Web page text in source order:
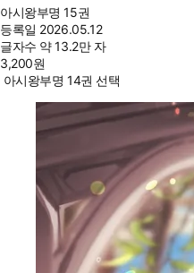
아시왕부명 15권
등록일 2026.05.12
글자수 약 13.2만 자
3,200원
아시왕부명 14권 선택